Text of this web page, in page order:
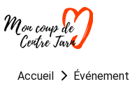
Accueil Événement